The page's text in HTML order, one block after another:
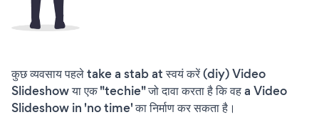
कुछ व्यवसाय पहले take a stab at स्वयं करें (diy) Video
Slideshow या एक "techie" जो दावा करता है कि वह a Video
Slideshow in 'no time' का निर्माण कर सकता है।